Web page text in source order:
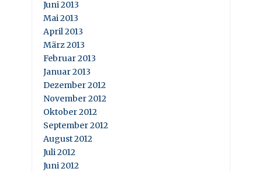
Juni 2013
Mai 2013
April 2013
März 2013
Februar 2013
Januar 2013
Dezember 2012
November 2012
Oktober 2012
September 2012
August 2012
Juli 2012
Juni 2012